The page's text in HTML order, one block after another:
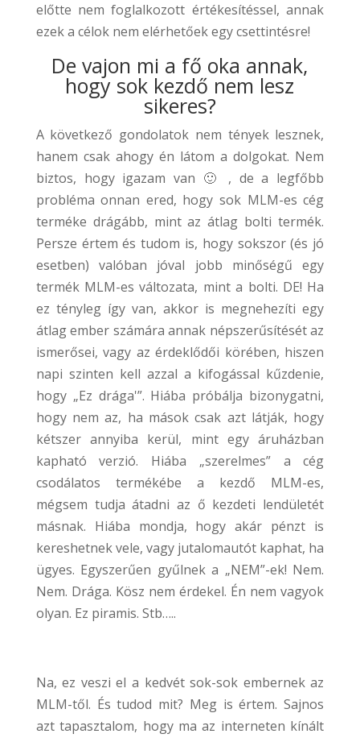
előtte nem foglalkozott értékesítéssel, annak
ezek a célok nem elérhetőek egy csettintésre!
De vajon mi a fő oka annak,
hogy sok kezdő nem lesz
sikeres?
A következő gondolatok nem tények lesznek,
hanem csak ahogy én látom a dolgokat. Nem
biztos, hogy igazam van 🙂 , de a legfőbb
probléma onnan ered, hogy sok MLM-es cég
terméke drágább, mint az átlag bolti termék.
Persze értem és tudom is, hogy sokszor (és jó
esetben) valóban jóval jobb minőségű egy
termék MLM-es változata, mint a bolti. DE! Ha
ez tényleg így van, akkor is megnehezíti egy
átlag ember számára annak népszerűsítését az
ismerősei, vagy az érdeklődői körében, hiszen
napi szinten kell azzal a kifogással kűzdenie,
hogy „Ez drága'”. Hiába próbálja bizonygatni,
hogy nem az, ha mások csak azt látják, hogy
kétszer annyiba kerül, mint egy áruházban
kapható verzió. Hiába „szerelmes” a cég
csodálatos termékébe a kezdő MLM-es,
mégsem tudja átadni az ő kezdeti lendületét
másnak. Hiába mondja, hogy akár pénzt is
kereshetnek vele, vagy jutalomautót kaphat, ha
ügyes. Egyszerűen gyűlnek a „NEM”-ek! Nem.
Nem. Drága. Kösz nem érdekel. Én nem vagyok
olyan. Ez piramis. Stb…..
Na, ez veszi el a kedvét sok-sok embernek az
MLM-től. És tudod mit? Meg is értem. Sajnos
azt tapasztalom, hogy ma az interneten kínált